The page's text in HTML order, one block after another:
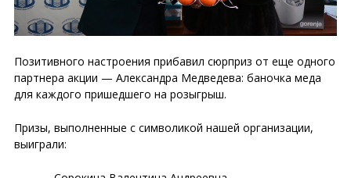
Позитивного настроения прибавил сюрприз от еще одного
партнера акции — Александра Медведева: баночка меда
для каждого пришедшего на розыгрыш.
Призы, выполненные с символикой нашей организации,
выиграли: